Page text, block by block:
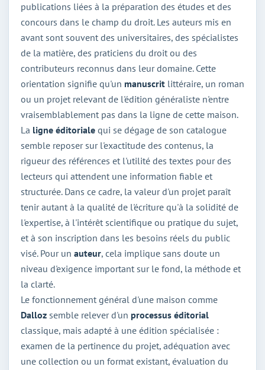
publications liées à la préparation des études et des
concours dans le champ du droit. Les auteurs mis en
avant sont souvent des universitaires, des spécialistes
de la matière, des praticiens du droit ou des
contributeurs reconnus dans leur domaine. Cette
orientation signifie qu'un manuscrit littéraire, un roman
ou un projet relevant de l'édition généraliste n'entre
vraisemblablement pas dans la ligne de cette maison.
La ligne éditoriale qui se dégage de son catalogue
semble reposer sur l'exactitude des contenus, la
rigueur des références et l'utilité des textes pour des
lecteurs qui attendent une information fiable et
structurée. Dans ce cadre, la valeur d'un projet paraît
tenir autant à la qualité de l'écriture qu'à la solidité de
l'expertise, à l'intérêt scientifique ou pratique du sujet,
et à son inscription dans les besoins réels du public
visé. Pour un auteur, cela implique sans doute un
niveau d'exigence important sur le fond, la méthode et
la clarté.
Le fonctionnement général d'une maison comme
Dalloz semble relever d'un processus éditorial
classique, mais adapté à une édition spécialisée :
examen de la pertinence du projet, adéquation avec
une collection ou un format existant, évaluation du